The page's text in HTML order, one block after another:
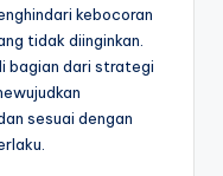
kebocoran
tidak diinginkan.
bagian dari strategi
sesuai dengan